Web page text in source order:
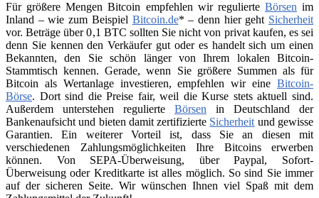
Für größere Mengen Bitcoin empfehlen wir regulierte Börsen im
Inland – wie zum Beispiel Bitcoin.de* – denn hier geht Sicherheit
vor. Beträge über 0,1 BTC sollten Sie nicht von privat kaufen, es sei
denn Sie kennen den Verkäufer gut oder es handelt sich um einen
Bekannten, den Sie schön länger von Ihrem lokalen Bitcoin-
Stammtisch kennen. Gerade, wenn Sie größere Summen als für
Bitcoin als Wertanlage investieren, empfehlen wir eine Bitcoin-
Börse. Dort sind die Preise fair, weil die Kurse stets aktuell sind.
Außerdem unterstehen regulierte Börsen in Deutschland der
Bankenaufsicht und bieten damit zertifizierte Sicherheit und gewisse
Garantien. Ein weiterer Vorteil ist, dass Sie an diesen mit
verschiedenen Zahlungsmöglichkeiten Ihre Bitcoins erwerben
können. Von SEPA-Überweisung, über Paypal, Sofort-
Überweisung oder Kreditkarte ist alles möglich. So sind Sie immer
auf der sicheren Seite. Wir wünschen Ihnen viel Spaß mit dem